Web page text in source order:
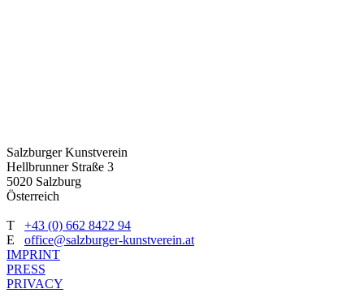
Salzburger Kunstverein
Hellbrunner Straße 3
5020 Salzburg
Österreich
T +43 (0) 662 8422 94
E office@salzburger-kunstverein.at
IMPRINT
PRESS
PRIVACY